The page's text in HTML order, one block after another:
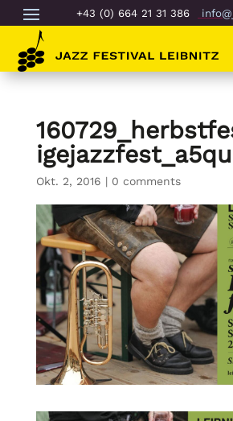
+43 (0) 664 21 31 386
Okt. 2, 2016 | 0 comments